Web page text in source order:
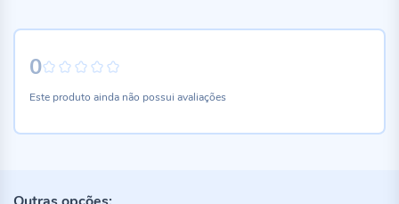
0
Este produto ainda não possui avaliações